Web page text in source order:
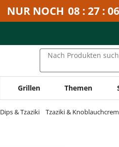
NUR NOCH 08 : 27 : 06
Nach Produkten
Grillen Themen
Dips & Tzaziki Tzaziki &